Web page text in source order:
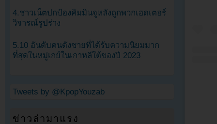
4.ชาวเน็ตปกป้องคิมมินจูหลังถูกพวกเฮดเตอร์
วิจารณ์รูปร่าง
5.10 อันดับคนดังชายที่ได้รับความนิยมมาก
ที่สุดในหมู่เกย์ในเกาหลีใต้ของปี 2023
Tweets by @KpopYouzab
ข่าวล่ามาแรง